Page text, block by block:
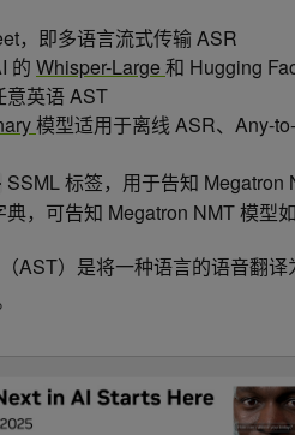
，即多语言流式传输 ASR
的 Whisper-Large 和 Hugging
意英语 AST
模型适用于离线 ASR、Any-
SSML 标签，用于告知
，可告知 Megatron NMT 模型
（AST）是将一种语言的语音翻